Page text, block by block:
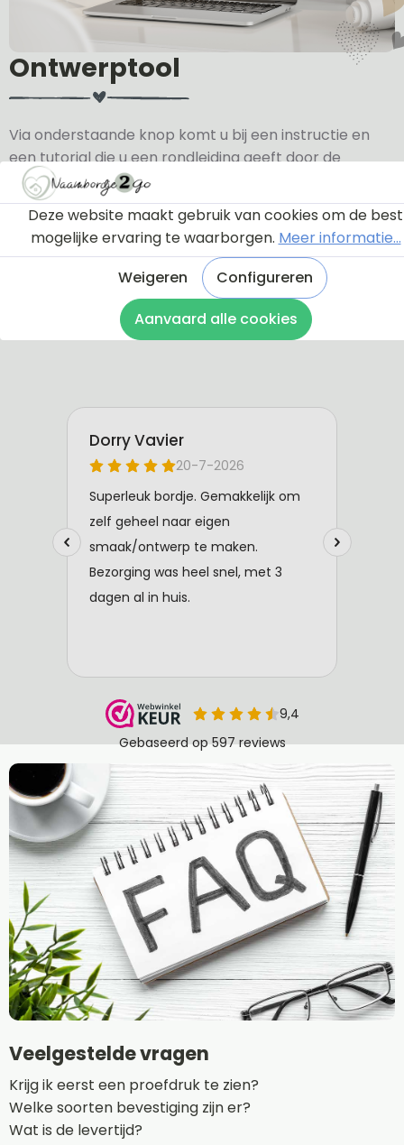
Ontwerptool
Via onderstaande knop komt u bij een instructie en
een tutorial die u een rondleiding geeft door de
ontwerptool. Hierdoor weet u precies hoe u zelf uw
naambordje helemaal kunt aanpassen en naar uw
eigen smaak kunt ontwerpen.
Bekijk de instructie
Veelgestelde vragen
Krijg ik eerst een proefdruk te zien?
Welke soorten bevestiging zijn er?
Wat is de levertijd?
Deze website maakt gebruik van cookies om de best
mogelijke ervaring te waarborgen. Meer informatie...
Weigeren
Configureren
Aanvaard alle cookies